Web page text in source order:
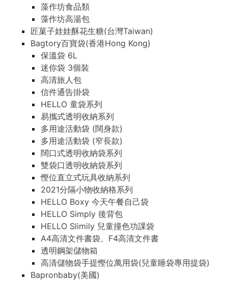
藻作坊食品類
藻作坊高湯包
匠菓子娃娃酥花生糖(台灣Taiwan)
Bagtory百寶袋(香港Hong Kong)
保溫袋 6L
迷你袋 3個裝
高清旅人包
信件通告掛袋
HELLO 童袋系列
易攜式透明收納系列
多用途活動袋 (闊身款)
多用途活動袋 (窄長款)
闊口式透明收納袋系列
雙袋口透明收納袋系列
慳位直立式玩具收納系列
2021分隔小物收納格系列
HELLO Boxy 今天午餐自己袋
HELLO Simply 後背包
HELLO Slimily 兒童撞色功課袋
A4高清文件書袋、F4高清文件書
透明鋼架儲物箱
高清儲物袋手提慳位萬用袋(兒童睡袋專用提袋)
Bapronbaby(美國)